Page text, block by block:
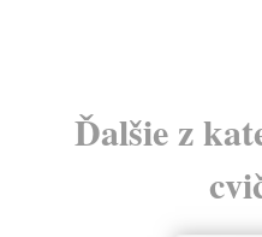
Ďalšie z